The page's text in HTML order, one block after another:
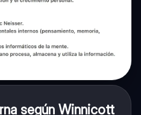
según Winnicott